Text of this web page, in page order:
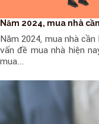
Năm 2024, mua nhà
Năm 2024, mua nhà
vấn đề mua nhà hiện
mua...